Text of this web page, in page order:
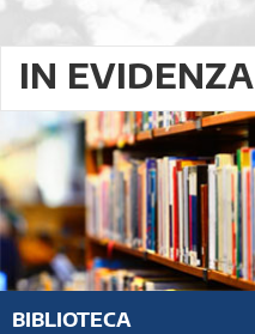
IN EVIDENZA
BIBLIOTECA